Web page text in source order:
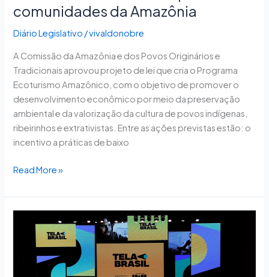
comunidades da Amazônia
Diário Legislativo /vivaldonobre
A Comissão da Amazônia e dos Povos Originários e
Tradicionais aprovou projeto de lei que cria o Programa
Ecoturismo Amazônico, com o objetivo de promover o
desenvolvimento econômico por meio da preservação
ambiental e da valorização da cultura de povos indígenas,
ribeirinhos e extrativistas. Entre as ações previstas estão: o
incentivo a práticas de baixo
Read More »
Brasil:
streaming
público